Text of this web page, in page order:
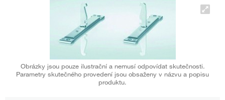
Obrázky jsou pouze ilustrační a nemusí odpovídat skutečnosti.
Parametry skutečného provedení jsou obsaženy v názvu a popisu
produktu.